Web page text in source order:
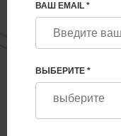
ВАШ EMAIL *
ВЫБЕРИТЕ *